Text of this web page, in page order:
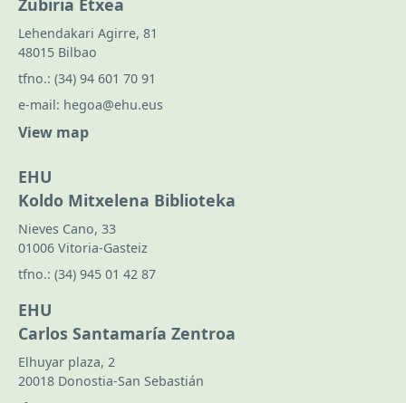
Zubiria Etxea
Lehendakari Agirre, 81
48015 Bilbao
tfno.: (34) 94 601 70 91
e-mail: hegoa@ehu.eus
View map
EHU
Koldo Mitxelena Biblioteka
Nieves Cano, 33
01006 Vitoria-Gasteiz
tfno.: (34) 945 01 42 87
EHU
Carlos Santamaría Zentroa
Elhuyar plaza, 2
20018 Donostia-San Sebastián